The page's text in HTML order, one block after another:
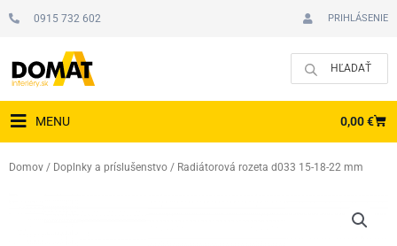
0915 732 602 PRIHLÁSENIE
MENU 0,00€
Domov / Doplnky a príslušenstvo / Radiátorová rozeta d033 15-18-22 mm